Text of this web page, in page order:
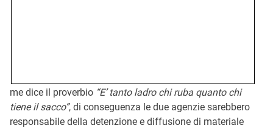
me dice il proverbio “E’ tanto ladro chi ruba quanto chi
tiene il sacco”, di conseguenza le due agenzie sarebbero
responsabile della detenzione e diffusione di materiale